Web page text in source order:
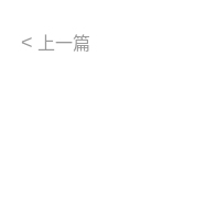
< 上一篇